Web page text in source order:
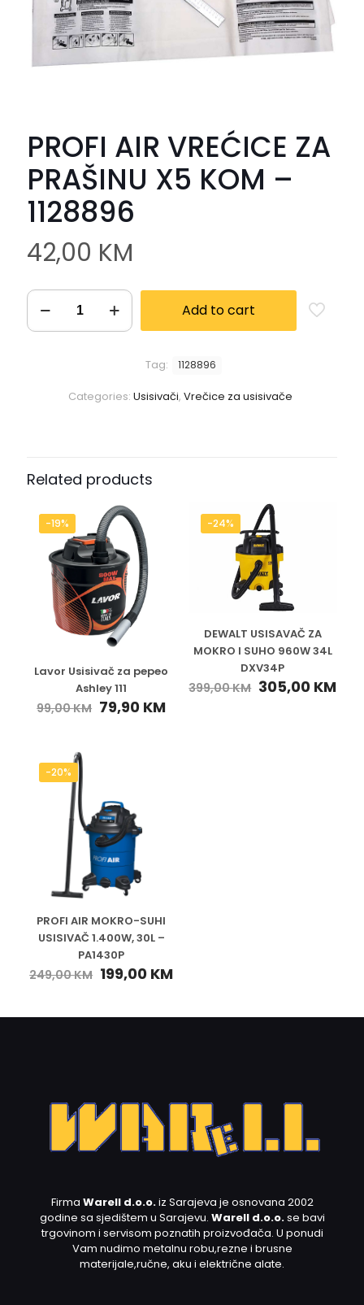
PROFI AIR VREĆICE ZA
PRAŠINU X5 KOM –
1128896
42,00 KM
Add to cart
Categories: Usisivači, Vrečice za usisivače
Tag: 1128896
Related products
-19%
Lavor Usisivač za pepeo
Ashley 111
99,00KM 79,90 KM
-24%
DEWALT USISAVAČ ZA
MOKRO I SUHO 960W 34L
DXV34P
399,00KM 305,00 KM
-20%
PROFI AIR MOKRO-SUHI
USISIVAČ 1.400W, 30L –
PA1430P
249,00KM 199,00 KM
Firma Warell d.o.o.iz Sarajeva je osnovana 2002
godine sa sjedištem u Sarajevu. Warell d.o.o.se bavi
trgovinom i servisom poznatih proizvođača. U ponudi
Vam nudimo metalnu robu,rezne i brusne
materijale,ručne, aku i električne alate.